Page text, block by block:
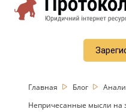
Главная Блог
Непричесанные мысли на